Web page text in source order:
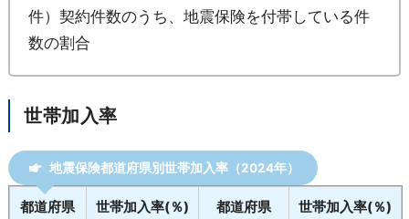
件）契約件数のうち、地震保険を付帯している件
数の割合
世帯加入率
地震保険都道府県別世帯加入率（2024年）
都道府県 世帯加入率(％) 都道府県 世帯加入率(％)